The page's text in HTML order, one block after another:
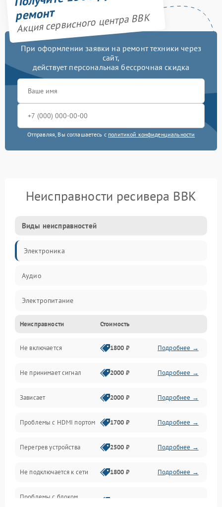
ремонт
Акция сервисного центра BBK
При оформлении заявки на ремонт техники через
сайт,
действует персональная бессрочная скидка
Отправляя, Вы соглашаетесь с политикой конфиденциальности
Неисправности ресивера BBK
Виды неисправностей
Электроника
Аудио
Электропитание
Интерфейсы
Программное обеспечение
ПО
Оптика
Механические повреждения
Управление
Неисправности Стоимость
Не включается 1800 ₽ Подробнее →
Не принимает сигнал 2000 ₽ Подробнее →
Зависает 2000 ₽ Подробнее →
Проблемы с HDMI портом 1700 ₽ Подробнее →
Перегрев устройства 2500 ₽ Подробнее →
Не подключается к сети 1800 ₽ Подробнее →
Проблемы с блоком